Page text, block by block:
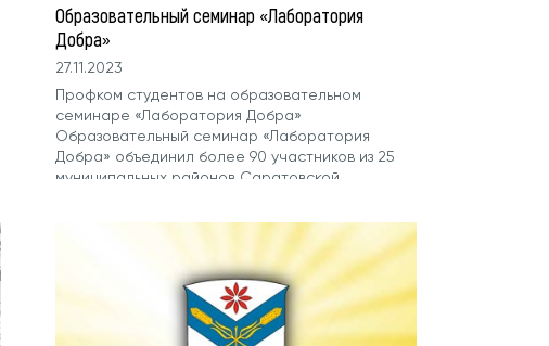
Образовательный семинар «Лаборатория
Добра»
27.11.2023
Профком студентов на образовательном
семинаре «Лаборатория Добра»
Образовательный семинар «Лаборатория
Добра» объединил более 90 участников из 25
муниципальных районов Саратовской